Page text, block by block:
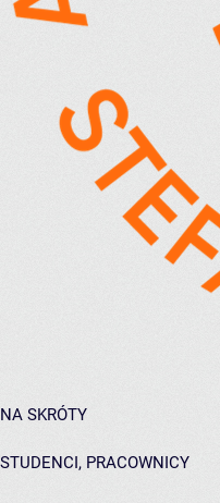
NA SKRÓTY
STUDENCI, PRACOWNICY